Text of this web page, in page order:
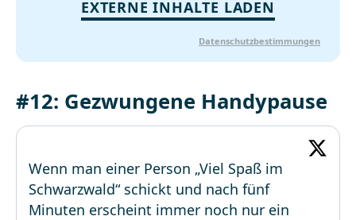
EXTERNE INHALTE LADEN
Datenschutzbestimmungen
#12: Gezwungene Handypause
Wenn man einer Person „Viel Spaß im
Schwarzwald“ schickt und nach fünf
Minuten erscheint immer noch nur ein